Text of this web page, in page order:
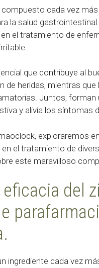
compuesto cada vez
la salud
el tratamiento de
que contribuye al
de heridas, mientras
Juntos,
y alivia los síntomas
exploraremos
el tratamiento de
este maravilloso
eficacia del
ingrediente cada vez